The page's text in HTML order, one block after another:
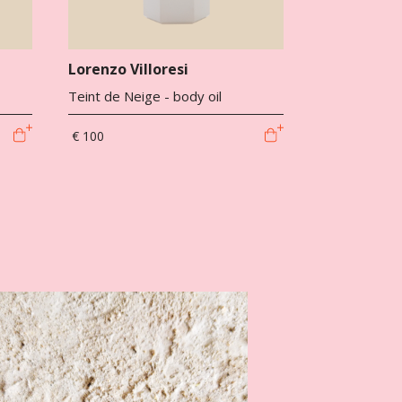
Lorenzo Villoresi
Teint de Neige - body oil
€ 100